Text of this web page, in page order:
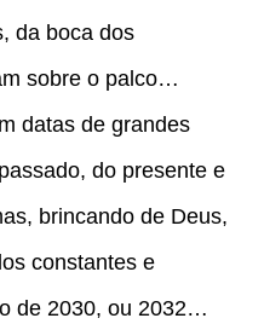
da boca dos
sobre o palco…
datas de grandes
do presente e
brincando de Deus,
constantes e
de 2030, ou 2032…